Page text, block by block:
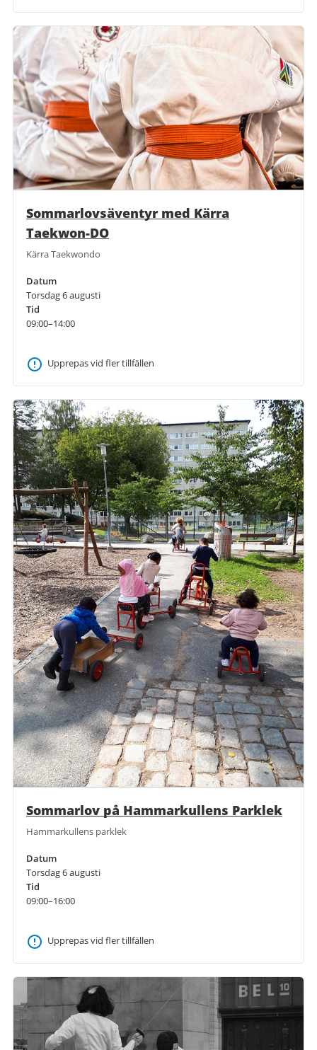
Sommarlovsäventyr med Kärra
Taekwon-DO
Kärra Taekwondo
Datum
Torsdag 6 augusti
Tid
09:00–14:00
Upprepas vid fler tillfällen
Sommarlov på Hammarkullens Parklek
Hammarkullens parklek
Datum
Torsdag 6 augusti
Tid
09:00–16:00
Upprepas vid fler tillfällen